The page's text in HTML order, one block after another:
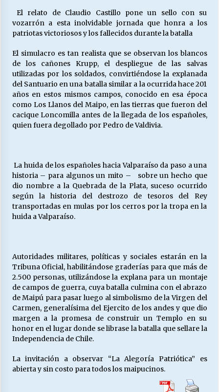
Nuestras Almas)
30/04/2026
¿Asesores con doble sueldo?
18/04/2026
Chile y sus segmentos de la riqueza
06/04/2026
El relato de Claudio Castillo pone un sello con su
vozarrón a esta inolvidable jornada que honra a los
patriotas victoriosos y los fallecidos durante la batalla
El simulacro es tan realista que se observan los blancos
de los cañones Krupp, el despliegue de las salvas
utilizadas por los soldados, convirtiéndose la explanada
del Santuario en una batalla similar a la ocurrida hace 201
años en estos mismos campos, conocido en esa época
como Los Llanos del Maipo, en las tierras que fueron del
cacique Loncomilla antes de la llegada de los españoles,
quien fuera degollado por Pedro de Valdivia.
La huida de los españoles hacia Valparaíso da paso a una
historia – para algunos un mito – sobre un hecho que
dio nombre a la Quebrada de la Plata, suceso ocurrido
según la historia del destrozo de tesoros del Rey
transportadas en mulas por los cerros por la tropa en la
huida a Valparaíso.
Autoridades militares, políticas y sociales estarán en la
Tribuna Oficial, habilitándose graderías para que más de
2.500 personas, utilizándose la explana para un montaje
de campos de guerra, cuya batalla culmina con el abrazo
de Maipú para pasar luego al simbolismo de la Virgen del
Carmen, generalísima del Ejercito de los andes y que dio
margen a la promesa de construir un Templo en su
honor en el lugar donde se librase la batalla que sellare la
Independencia de Chile.
La invitación a observar “La Alegoría Patriótica” es
abierta y sin costo para todos los maipucinos.